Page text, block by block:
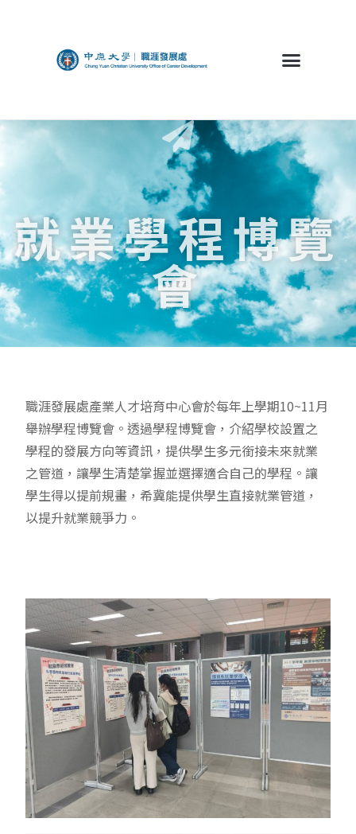
就業學程博覽
會
職涯發展處產業人才培育中心會於每年上學期10~11月
舉辦學程博覽會。透過學程博覽會，介紹學校設置之
學程的發展方向等資訊，提供學生多元銜接未來就業
之管道，讓學生清楚掌握並選擇適合自己的學程。讓
學生得以提前規畫，希冀能提供學生直接就業管道，
以提升就業競爭力。